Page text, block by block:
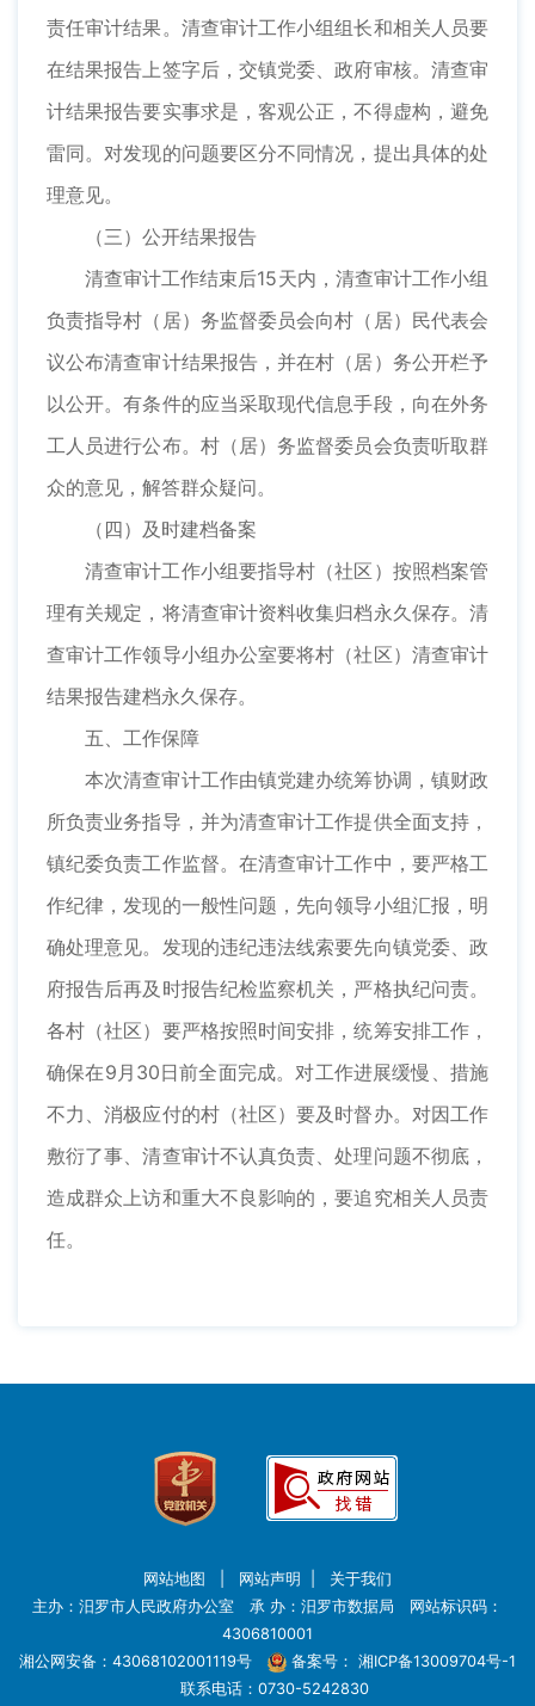
责任审计结果。清查审计工作小组组长和相关人员要
在结果报告上签字后，交镇党委、政府审核。清查审
计结果报告要实事求是，客观公正，不得虚构，避免
雷同。对发现的问题要区分不同情况，提出具体的处
理意见。
（三）公开结果报告
清查审计工作结束后15天内，清查审计工作小组
负责指导村（居）务监督委员会向村（居）民代表会
议公布清查审计结果报告，并在村（居）务公开栏予
以公开。有条件的应当采取现代信息手段，向在外务
工人员进行公布。村（居）务监督委员会负责听取群
众的意见，解答群众疑问。
（四）及时建档备案
清查审计工作小组要指导村（社区）按照档案管
理有关规定，将清查审计资料收集归档永久保存。清
查审计工作领导小组办公室要将村（社区）清查审计
结果报告建档永久保存。
五、工作保障
本次清查审计工作由镇党建办统筹协调，镇财政
所负责业务指导，并为清查审计工作提供全面支持，
镇纪委负责工作监督。在清查审计工作中，要严格工
作纪律，发现的一般性问题，先向领导小组汇报，明
确处理意见。发现的违纪违法线索要先向镇党委、政
府报告后再及时报告纪检监察机关，严格执纪问责。
各村（社区）要严格按照时间安排，统筹安排工作，
确保在9月30日前全面完成。对工作进展缓慢、措施
不力、消极应付的村（社区）要及时督办。对因工作
敷衍了事、清查审计不认真负责、处理问题不彻底，
造成群众上访和重大不良影响的，要追究相关人员责
任。
网站地图 网站声明
关于我们
主办：汨罗市人民政府办公室 承 办：汨罗市数据局 网站标识码：
4306810001
湘公网安备：43068102001119号
备案号： 湘ICP备13009704号-1
联系电话：0730-5242830